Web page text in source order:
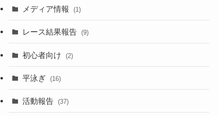
メディア情報 (1)
レース結果報告 (9)
初心者向け (2)
平泳ぎ (16)
活動報告 (37)